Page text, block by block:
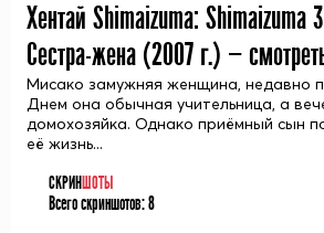
Хентай Shimaizuma:
Сестра-жена (2007 г.) —
Мисако замужняя женщина, недавно
Днем она обычная учительница, а
домохозяйка. Однако приёмный сын
её жизнь...
СКРИН ШОТЫ
Всего скриншотов:8